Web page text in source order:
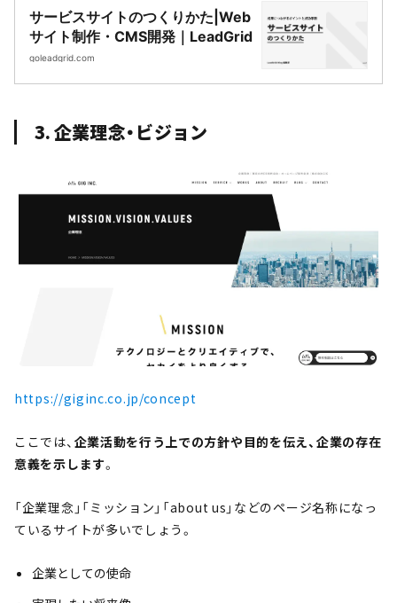
サービスサイトのつくりかた|Web
サイト制作・CMS開発｜LeadGrid
goleadgrid.com
3. 企業理念・ビジョン
https://giginc.co.jp/concept
ここでは、 企業活動を行う上での方針や目的を伝え、企業の存在
意義を示します。
「企業理念」「ミッション」「about us」などのページ名称になっ
ているサイトが多いでしょう。
企業としての使命